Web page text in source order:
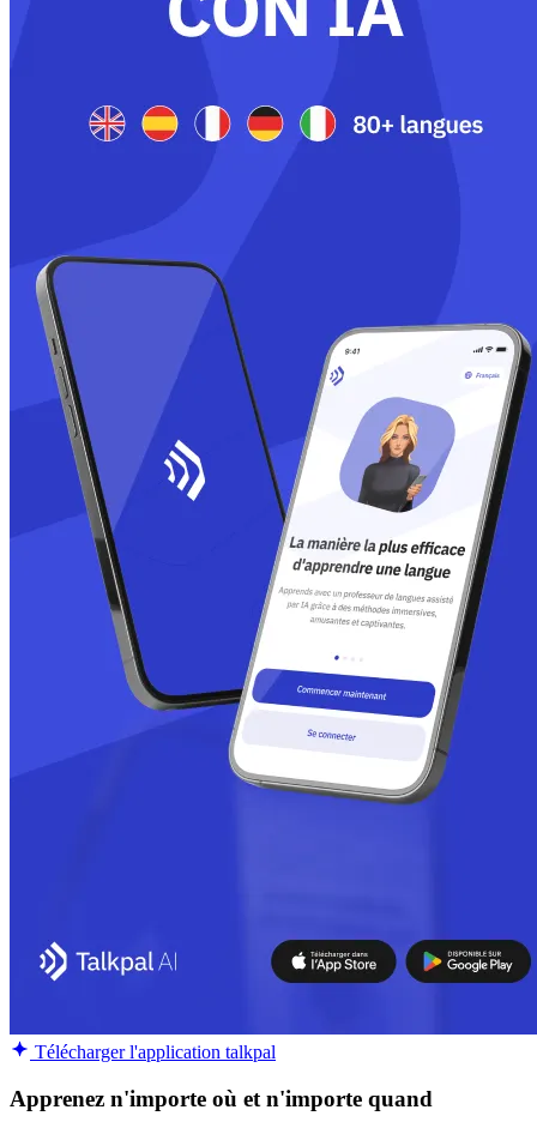
Télécharger l'application talkpal
Apprenez n'importe où et n'importe quand